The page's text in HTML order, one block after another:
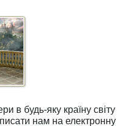
в будь-яку країну світу